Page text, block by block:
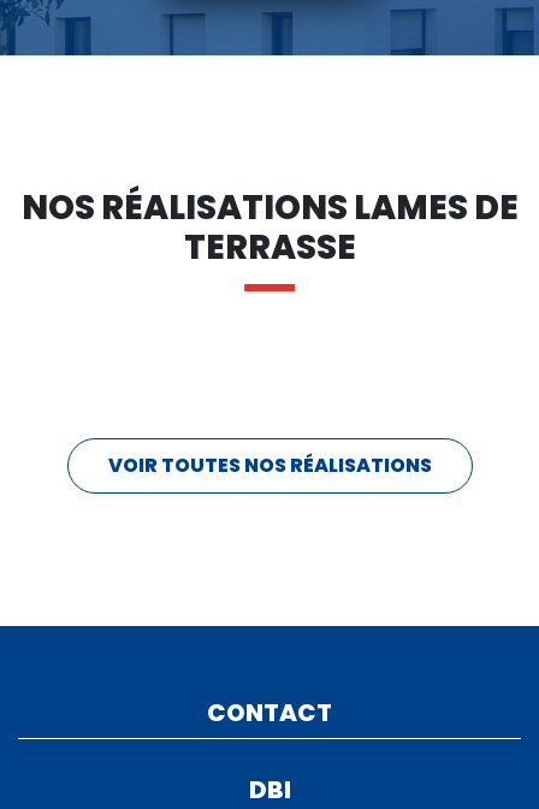
NOS RÉALISATIONS LAMES DE
TERRASSE
VOIR TOUTES NOS RÉALISATIONS
CONTACT
DBI